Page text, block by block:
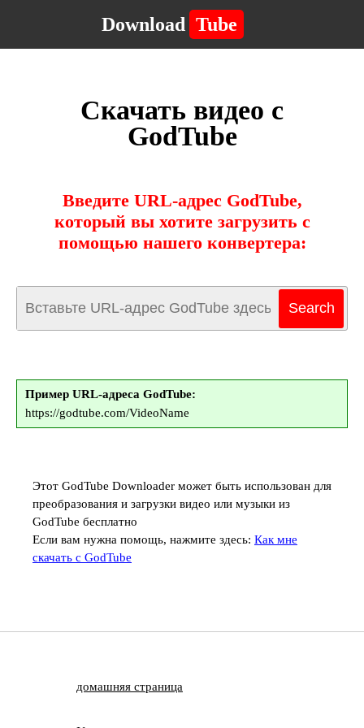
Download Tube
Скачать видео с
GodTube
Введите URL-адрес GodTube,
который вы хотите загрузить с
помощью нашего конвертера:
Пример URL-адреса GodTube:
https://godtube.com/VideoName
Этот GodTube Downloader может быть использован для
преобразования и загрузки видео или музыки из
GodTube бесплатно
Если вам нужна помощь, нажмите здесь: Как мне
скачать с GodTube
домашняя страница